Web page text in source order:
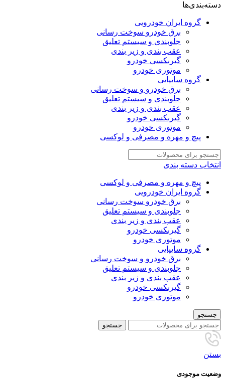
دسته‌بندی‌ها
گروه ایران خودرویی
برق خودرو سوخت رسانی
جلوبندی و سیستم تعلیق
عقب بندی و زیر بندی
گیربکسی خودرو
موتوری خودرو
گروه سایپایی
برق خودرو و سوخت رسانی
جلوبندی و سیستم تعلیق
عقب بندی و زیر بندی
گیربکسی خودرو
موتوری خودرو
پیچ و مهره و مصرفی و لوکسی
انتخاب دسته بندی
پیچ و مهره و مصرفی و لوکسی
گروه ایران خودرویی
برق خودرو سوخت رسانی
جلوبندی و سیستم تعلیق
عقب بندی و زیر بندی
گیربکسی خودرو
موتوری خودرو
گروه سایپایی
برق خودرو و سوخت رسانی
جلوبندی و سیستم تعلیق
عقب بندی و زیر بندی
گیربکسی خودرو
موتوری خودرو
جستجو
جستجو
بستن
وضعیت موجودی